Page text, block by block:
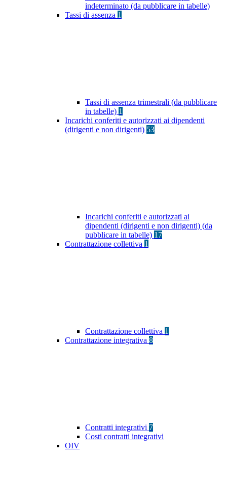
indeterminato (da pubblicare in tabelle)
Tassi di assenza 1
Tassi di assenza trimestrali (da pubblicare
in tabelle) 1
Incarichi conferiti e autorizzati ai dipendenti
(dirigenti e non dirigenti) 53
Incarichi conferiti e autorizzati ai
dipendenti (dirigenti e non dirigenti) (da
pubblicare in tabelle) 17
Contrattazione collettiva 1
Contrattazione collettiva 1
Contrattazione integrativa 8
Contratti integrativi 7
Costi contratti integrativi
OIV